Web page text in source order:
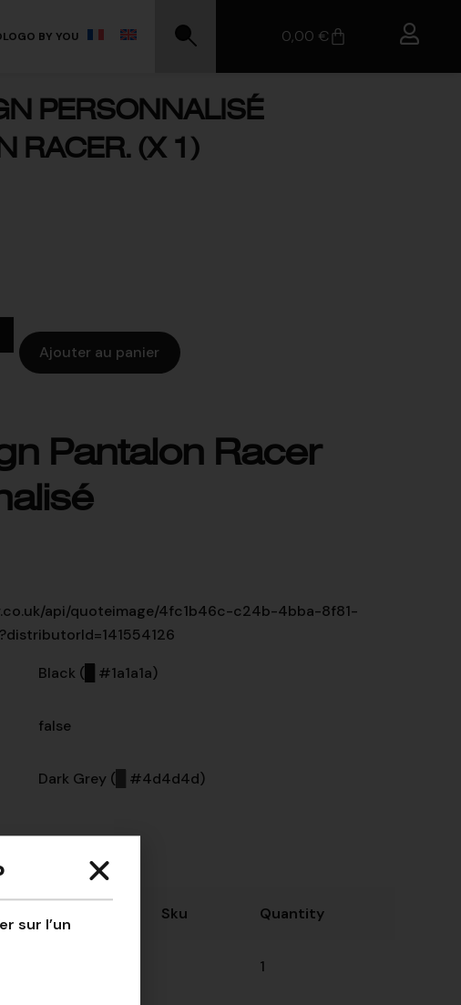
BY YOU 0,00 €
PERSONNALISÉ
RACER. (X 1)
Ajouter au panier
Pantalon Racer
api/quoteimage/4fc1b46c-c24b-4bba-8f81-
Black (█ #1a1a1a)
false
Dark Grey (█ #4d4d4d)
Sku Quantity
1
sur l’un